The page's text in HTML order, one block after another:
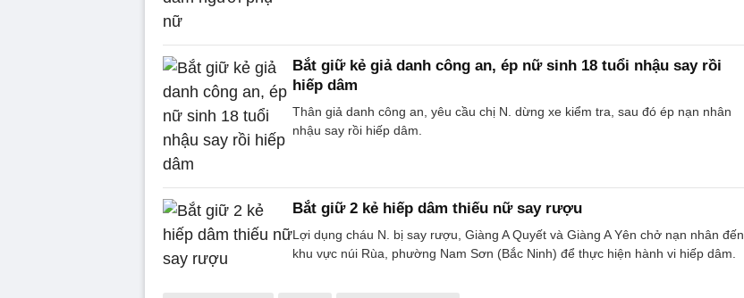
Bắt giữ kẻ giả danh công an, ép nữ sinh 18 tuổi nhậu say rồi
hiếp dâm
Thân giả danh công an, yêu cầu chị N. dừng xe kiểm tra, sau đó ép nạn nhân
nhậu say rồi hiếp dâm.
Bắt giữ 2 kẻ hiếp dâm thiếu nữ say rượu
Lợi dụng cháu N. bị say rượu, Giàng A Quyết và Giàng A Yên chở nạn nhân đến
khu vực núi Rùa, phường Nam Sơn (Bắc Ninh) để thực hiện hành vi hiếp dâm.